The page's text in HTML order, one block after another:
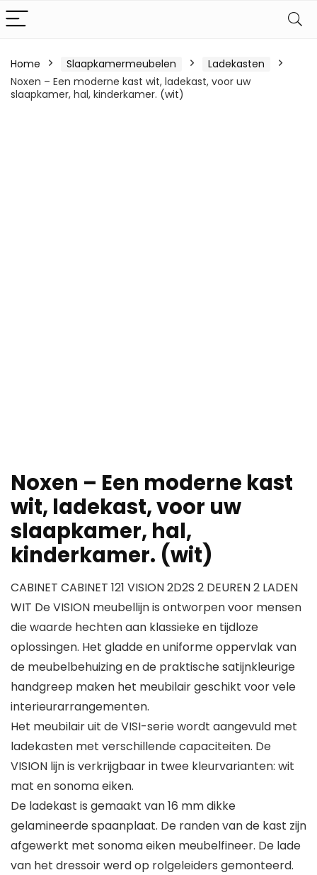
Home Slaapkamermeubelen
Ladekasten
Noxen – Een moderne kast wit, ladekast, voor uw
slaapkamer, hal, kinderkamer. (wit)
Noxen – Een moderne kast
wit, ladekast, voor uw
slaapkamer, hal,
kinderkamer. (wit)
CABINET CABINET 121 VISION 2D2S 2 DEUREN 2 LADEN
WIT De VISION meubellijn is ontworpen voor mensen
die waarde hechten aan klassieke en tijdloze
oplossingen. Het gladde en uniforme oppervlak van
de meubelbehuizing en de praktische satijnkleurige
handgreep maken het meubilair geschikt voor vele
interieurarrangementen.
Het meubilair uit de VISI-serie wordt aangevuld met
ladekasten met verschillende capaciteiten. De
VISION lijn is verkrijgbaar in twee kleurvarianten: wit
mat en sonoma eiken.
De ladekast is gemaakt van 16 mm dikke
gelamineerde spaanplaat. De randen van de kast zijn
afgewerkt met sonoma eiken meubelfineer. De lade
van het dressoir werd op rolgeleiders gemonteerd.